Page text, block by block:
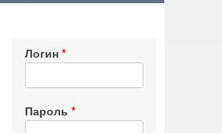
Логин
Пароль